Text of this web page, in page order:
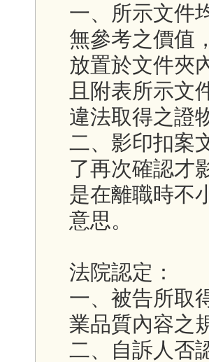
一、所示文件
無參考之價值
放置於文件夾
且附表所示文
違法取得之證
二、影印扣案
了再次確認才
是在離職時不
意思。
法院認定：
一、被告所取
業品質內容之
二、自訴人否